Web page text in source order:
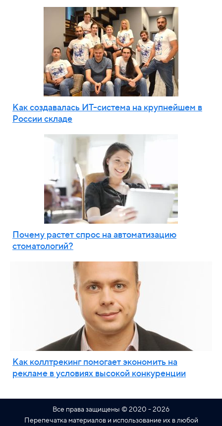
Как создавалась ИТ-система на крупнейшем в
России складе
Почему растет спрос на автоматизацию
стоматологий?
Как коллтрекинг помогает экономить на
рекламе в условиях высокой конкуренции
Все права защищены © 2020 - 2026
Перепечатка материалов и использование их в любой